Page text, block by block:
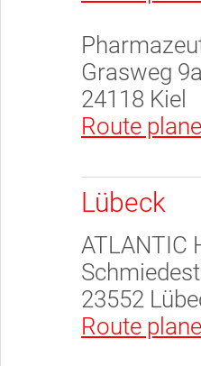
Grasweg 9a
24118 Kiel
Route
Lübeck
ATLANTIC
23552
Route